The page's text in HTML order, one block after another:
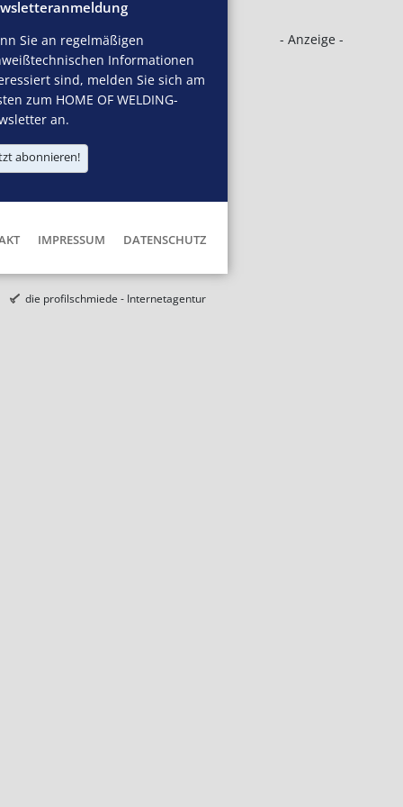
- Anzeige -
Sie an regelmäßigen
Informationen
sind, melden Sie sich am
zum HOME OF WELDING-
an.
abonnieren!
IMPRESSUM DATENSCHUTZ
die profilschmiede - Internetagentur